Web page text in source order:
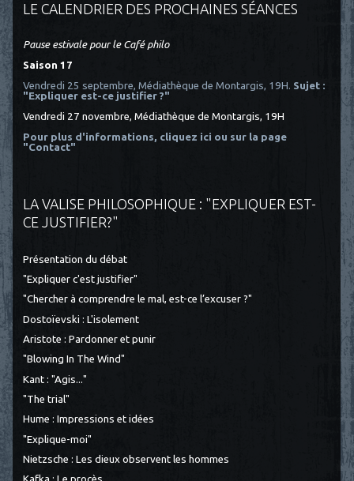
LE CALENDRIER DES PROCHAINES SÉANCES
Pause estivale pour le Café philo
Saison 17
Vendredi 25 septembre, Médiathèque de Montargis, 19H. Sujet :
"Expliquer est-ce justifier ?"
Vendredi 27 novembre, Médiathèque de Montargis, 19H
Pour plus d'informations, cliquez ici ou sur la page
"Contact"
LA VALISE PHILOSOPHIQUE : "EXPLIQUER EST-
CE JUSTIFIER?"
Présentation du débat
"Expliquer c'est justifier"
"Chercher à comprendre le mal, est-ce l’excuser ?"
Dostoïevski : L'isolement
Aristote : Pardonner et punir
"Blowing In The Wind"
Kant : "Agis..."
"The trial"
Hume : Impressions et idées
"Explique-moi"
Nietzsche : Les dieux observent les hommes